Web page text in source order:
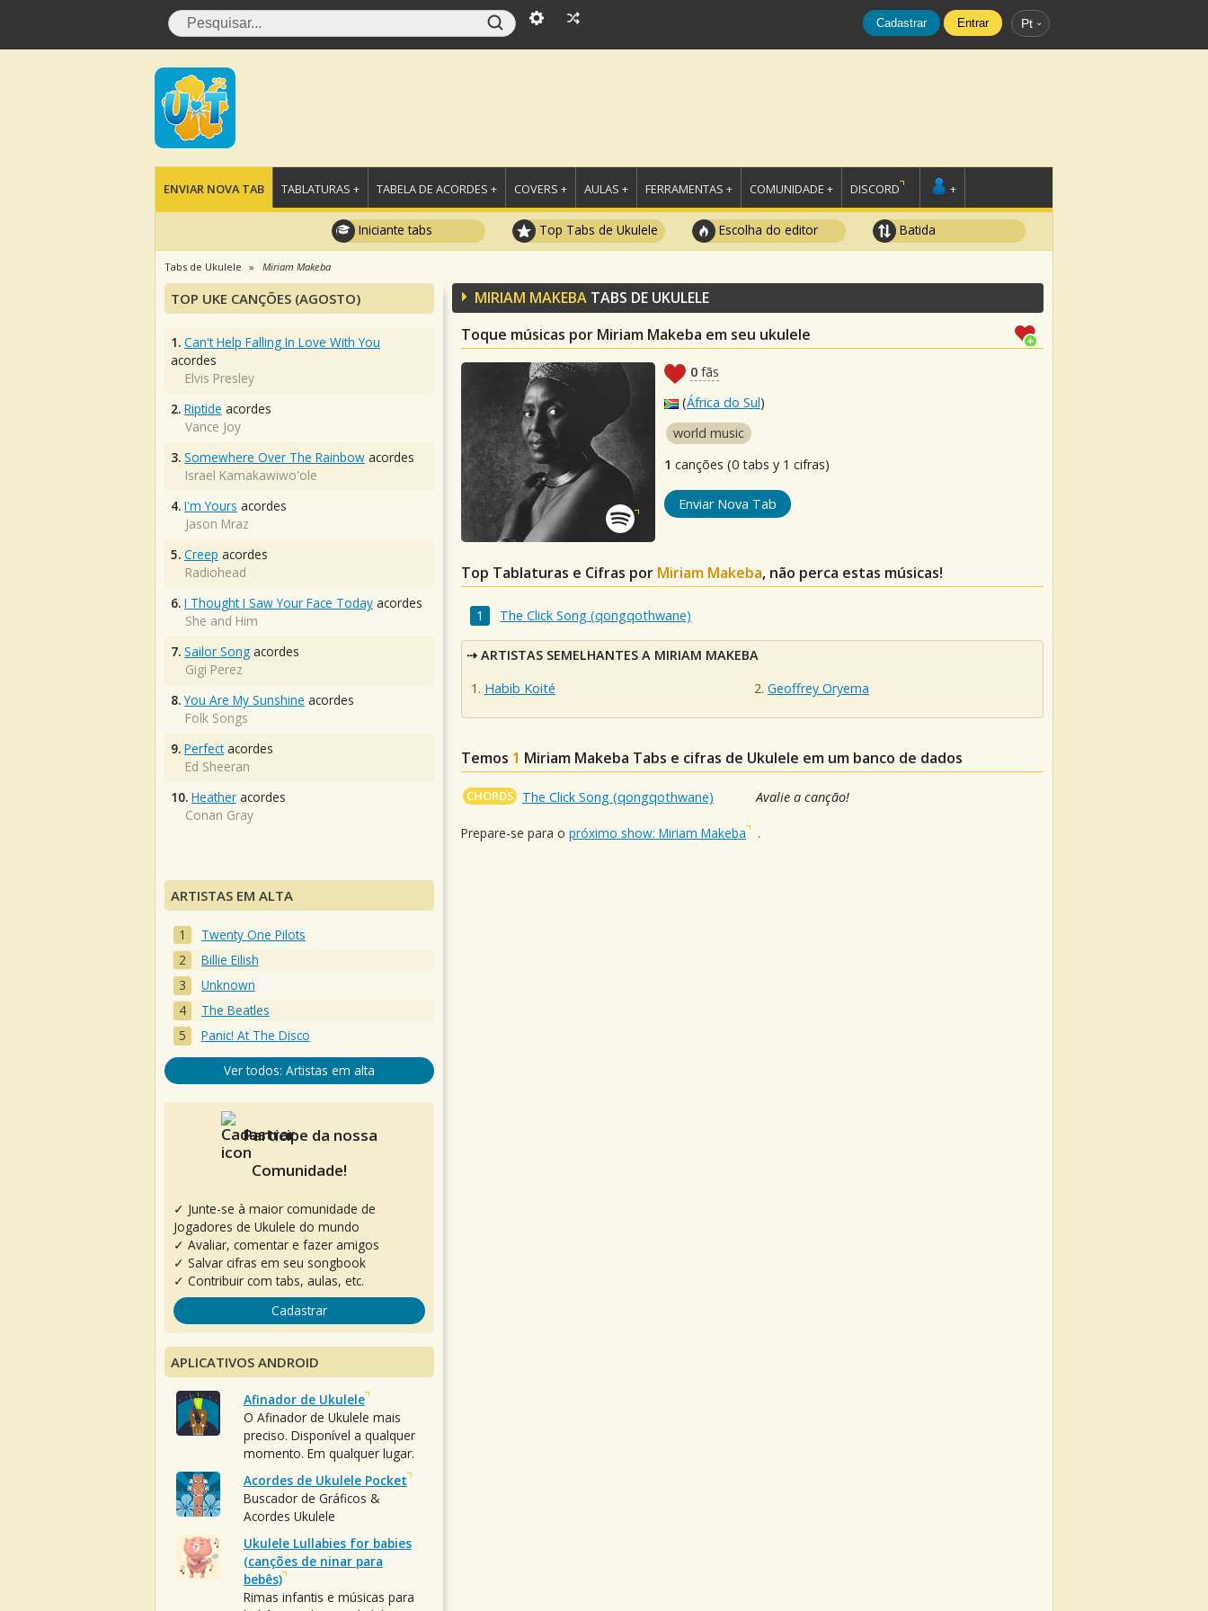
Cadastrar Entrar Pt
ENVIAR NOVA TAB TABLATURAS + TABELA DE ACORDES + COVERS + AULAS + FERRAMENTAS + COMUNIDADE + DISCORD +
Iniciante tabs Top Tabs de Ukulele Escolha do editor Batida
Tabs de Ukulele Miriam Makeba
MIRIAM MAKEBA TABS DE UKULELE
Toque músicas por Miriam Makeba em seu ukulele
0 fãs
(África do Sul)
world music
1 canções (0 tabs y 1 cifras)
Enviar Nova Tab
Top Tablaturas e Cifras por Miriam Makeba, não perca estas músicas!
The Click Song (qongqothwane)
ARTISTAS SEMELHANTES A MIRIAM MAKEBA
Habib Koité
Geoffrey Oryema
Temos 1 Miriam Makeba Tabs e cifras de Ukulele em um banco de dados
CHORDS The Click Song (qongqothwane) Avalie a canção!
Prepare-se para o próximo show: Miriam Makeba .
TOP UKE CANÇÕES (AGOSTO)
1. Can't Help Falling In Love With You
acordes
Elvis Presley
2. Riptide acordes
Vance Joy
3. Somewhere Over The Rainbow acordes
Israel Kamakawiwo'ole
4. I'm Yours acordes
Jason Mraz
5. Creep acordes
Radiohead
6. I Thought I Saw Your Face Today acordes
She and Him
7. Sailor Song acordes
Gigi Perez
8. You Are My Sunshine acordes
Folk Songs
9. Perfectacordes
Ed Sheeran
10. Heather acordes
Conan Gray
ARTISTAS EM ALTA
Twenty One Pilots
Billie Eilish
Unknown
The Beatles
Panic! At The Disco
Ver todos: Artistas em alta
Participe da nossa
Comunidade!
✓ Junte-se à maior comunidade de
Jogadores de Ukulele do mundo
✓ Avaliar, comentar e fazer amigos
✓ Salvar cifras em seu songbook
✓ Contribuir com tabs, aulas, etc.
Cadastrar
APLICATIVOS ANDROID
Afinador de Ukulele
O Afinador de Ukulele mais
preciso. Disponível a qualquer
momento. Em qualquer lugar.
Acordes de Ukulele Pocket
Buscador de Gráficos &
Acordes Ukulele
Ukulele Lullabies for babies
(canções de ninar para
bebês)
Rimas infantis e músicas para